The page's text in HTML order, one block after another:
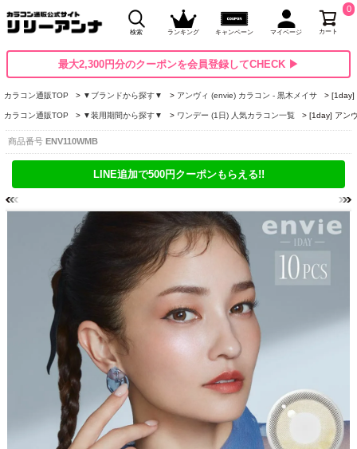
検索 ランキング キャンペーン マイページ カート
0
最大2,300円分のクーポンを会員登録してCHECK ▶
カラコン通販TOP ▼ブランドから探す▼ アンヴィ (envie) カラコン - 黒木メイサ [1day]
カラコン通販TOP ▼装用期間から探す▼ ワンデー (1日) 人気カラコン一覧 [1day] アン
商品番号 ENV110WMB
LINE追加で500円クーポンもらえる!!